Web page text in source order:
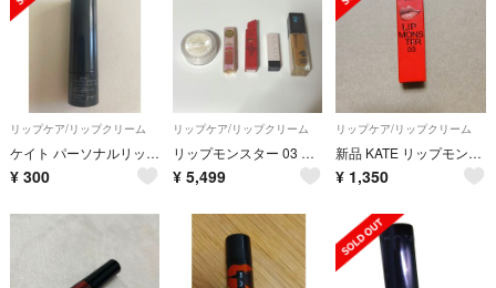
リップケア/リップクリーム
ケイト パーソナルリップクリーム 06
¥ 300
リップケア/リップクリーム
リップモンスター 03 メイベリンファンデパウダー アディクション キャンメイク
¥ 5,499
リップケア/リップクリーム
新品 KATE リップモンスター 03 陽炎
¥ 1,350